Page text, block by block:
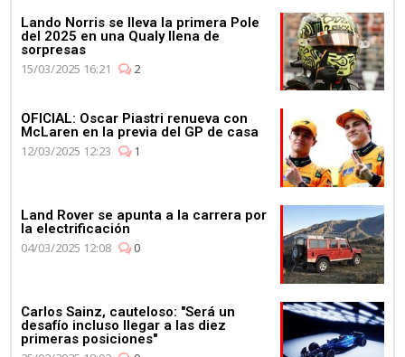
Lando Norris se lleva la primera Pole
del 2025 en una Qualy llena de
sorpresas
15/03/2025 16:21
2
OFICIAL: Oscar Piastri renueva con
McLaren en la previa del GP de casa
12/03/2025 12:23
1
Land Rover se apunta a la carrera por
la electrificación
04/03/2025 12:08
0
Carlos Sainz, cauteloso: "Será un
desafío incluso llegar a las diez
primeras posiciones"